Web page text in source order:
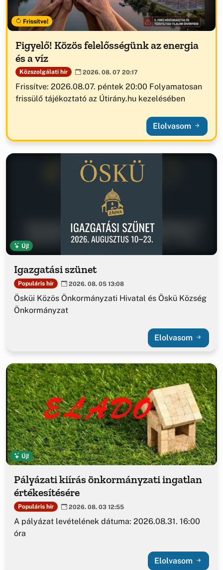
Frissítve!
Figyelő! Közös felelősségünk az energia
és a víz
Közszolgálati hír 2026. 08. 07 20:17
Frissítve: 2026.08.07. péntek 20:00 Folyamatosan
frissülő tájékoztató az Útirány.hu kezelésében
Elolvasom
Új!
Igazgatási szünet
Populáris hír 2026. 08. 05 13:08
Ösküi Közös Önkormányzati Hivatal és Öskü Község
Önkormányzat
Elolvasom
Új!
Pályázati kiírás önkormányzati ingatlan
értékesítésére
Populáris hír 2026. 08. 03 12:55
A pályázat levételének dátuma: 2026.08.31. 16:00
óra
Elolvasom